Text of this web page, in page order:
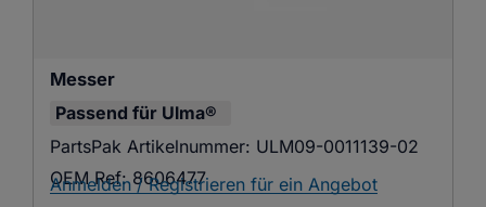
Messer
Passend für Ulma®
PartsPak Artikelnummer: ULM09-0011139-02
OEM Ref: 8606477
Anmelden / Registrieren für ein Angebot